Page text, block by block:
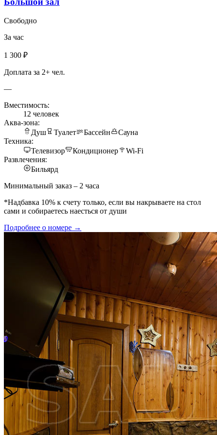
Свободно
За час
1 300 ₽
Доплата за 2+ чел.
—
Вместимость:
12 человек
Аква-зона:
Душ
Туалет Бассейн
Сауна
Техника:
Телевизор
Кондиционер
Wi-Fi
Развлечения:
Бильярд
Минимальный заказ – 2 часа
*Надбавка 10% к счету только, если вы накрываете на стол
сами и собираетесь наесться от души
Подробнее о номере →